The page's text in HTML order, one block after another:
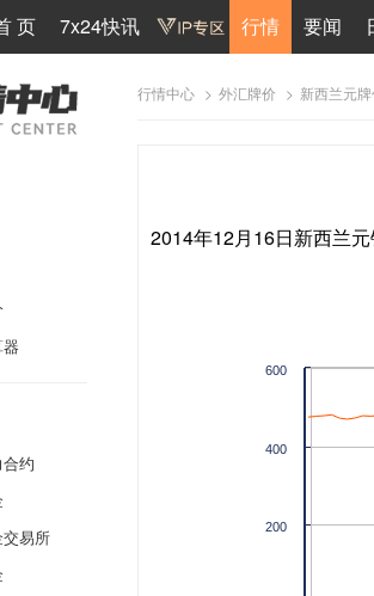
页 7x24快讯 行情 要闻
约
交易所
行情中心 > 外汇牌价 > 新西兰元
2014年12月16日新西兰
200
400
600